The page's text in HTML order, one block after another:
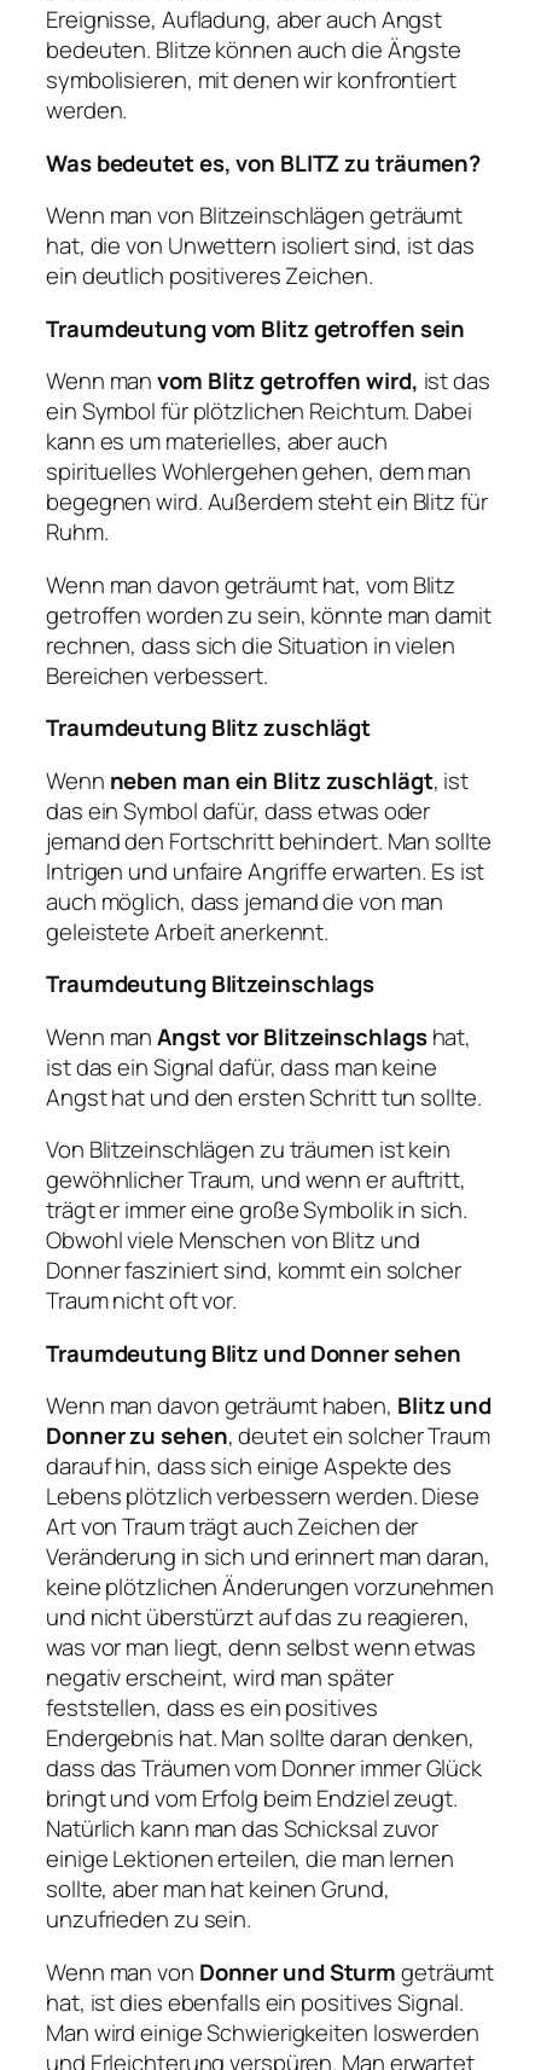
Ereignisse, Aufladung, aber auch Angst
bedeuten. Blitze können auch die Ängste
symbolisieren, mit denen wir konfrontiert
werden.
Was bedeutet es, von BLITZ zu träumen?
Wenn man von Blitzeinschlägen geträumt
hat, die von Unwettern isoliert sind, ist das
ein deutlich positiveres Zeichen.
Traumdeutung vom Blitz getroffen sein
Wenn manvom Blitz getroffenwird, ist das
ein Symbol für plötzlichen Reichtum. Dabei
kann es um materielles, aber auch
spirituelles Wohlergehen gehen, dem man
begegnen wird. Außerdem steht ein Blitz für
Ruhm.
Wenn man davon geträumt hat, vom Blitz
getroffen worden zu sein, könnte man damit
rechnen, dass sich die Situation in vielen
Bereichen verbessert.
Traumdeutung Blitz zuschlägt
Wenn neben manein Blitz zuschlägt, ist
das ein Symbol dafür, dass etwas oder
jemand den Fortschritt behindert. Man sollte
Intrigen und unfaire Angriffe erwarten. Es ist
auch möglich, dass jemand die von man
geleistete Arbeit anerkennt.
Traumdeutung Blitzeinschlags
Wenn manAngst vorBlitzeinschlagshat,
ist das ein Signal dafür, dass man keine
Angst hat und den ersten Schritt tun sollte.
Von Blitzeinschlägen zu träumen ist kein
gewöhnlicher Traum, und wenn er auftritt,
trägt er immer eine große Symbolik in sich.
Obwohl viele Menschen von Blitz und
Donner fasziniert sind, kommt ein solcher
Traum nicht oft vor.
Traumdeutung Blitz und Donner sehen
Wenn man davon geträumt haben, Blitz und
Donner zu sehen, deutet ein solcher Traum
darauf hin, dass sich einige Aspekte des
Lebens plötzlich verbessern werden. Diese
Art von Traum trägt auch Zeichen der
Veränderung in sich und erinnert man daran,
keine plötzlichen Änderungen vorzunehmen
und nicht überstürzt auf das zu reagieren,
was vor man liegt, denn selbst wenn etwas
negativ erscheint, wird man später
feststellen, dass es ein positives
Endergebnis hat. Man sollte daran denken,
dass das Träumen vom Donner immer Glück
bringt und vom Erfolg beim Endziel zeugt.
Natürlich kann man das Schicksal zuvor
einige Lektionen erteilen, die man lernen
sollte, aber man hat keinen Grund,
unzufrieden zu sein.
Wenn man von Donner und Sturmgeträumt
hat, ist dies ebenfalls ein positives Signal.
Man wird einige Schwierigkeiten loswerden
und Erleichterung verspüren. Man erwartet